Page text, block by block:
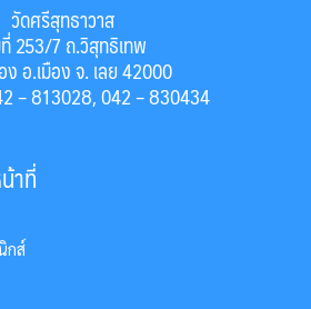
วัดศรีสุทธาวาส
ที่ 253/7 ถ.วิสุทธิเทพ
อ.เมือง จ. เลย 42000
– 813028, 042 – 830434
าที่
กส์